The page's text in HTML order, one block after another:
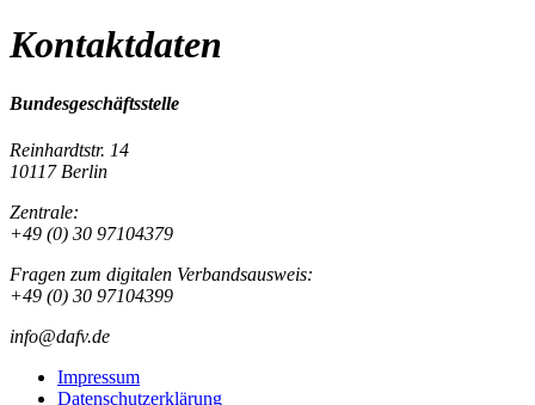
Kontaktdaten
Bundesgeschäftsstelle
Reinhardtstr. 14
10117 Berlin
Zentrale:
+49 (0) 30 97104379
Fragen zum digitalen Verbandsausweis:
+49 (0) 30 97104399
info@dafv.de
Impressum
Datenschutzerklärung